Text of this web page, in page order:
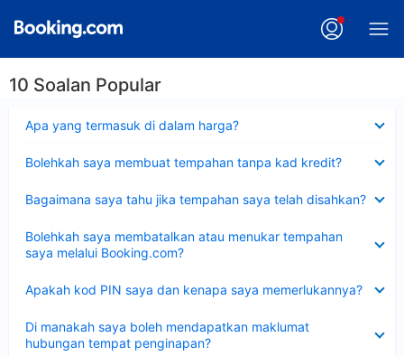
10 Soalan Popular
Apa yang termasuk di dalam harga?
Bolehkah saya membuat tempahan tanpa kad kredit?
Bagaimana saya tahu jika tempahan saya telah disahkan?
Bolehkah saya membatalkan atau menukar tempahan
saya melalui Booking.com?
Apakah kod PIN saya dan kenapa saya memerlukannya?
Di manakah saya boleh mendapatkan maklumat
hubungan tempat penginapan?